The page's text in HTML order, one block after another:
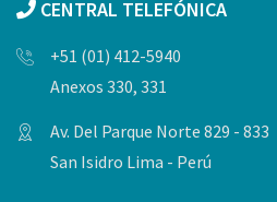
CENTRAL TELEFÓNICA
+51 (01) 412-5940
Anexos 330, 331
Av. Del Parque Norte 829 - 833
San Isidro Lima - Perú